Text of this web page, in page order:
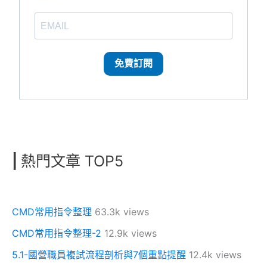
免費訂閱
熱門文章 TOP5
CMD常用指令整理 63.3k views
CMD常用指令整理-2 12.9k views
5.1-國營職員複試流程剖析與7個重點提醒 12.4k views